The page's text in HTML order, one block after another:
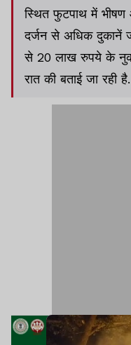
स्थित फुटपाथ में
दर्जन से अधिक दुकानें
से 20 लाख रुपये के
रात की बताई जा रही है.